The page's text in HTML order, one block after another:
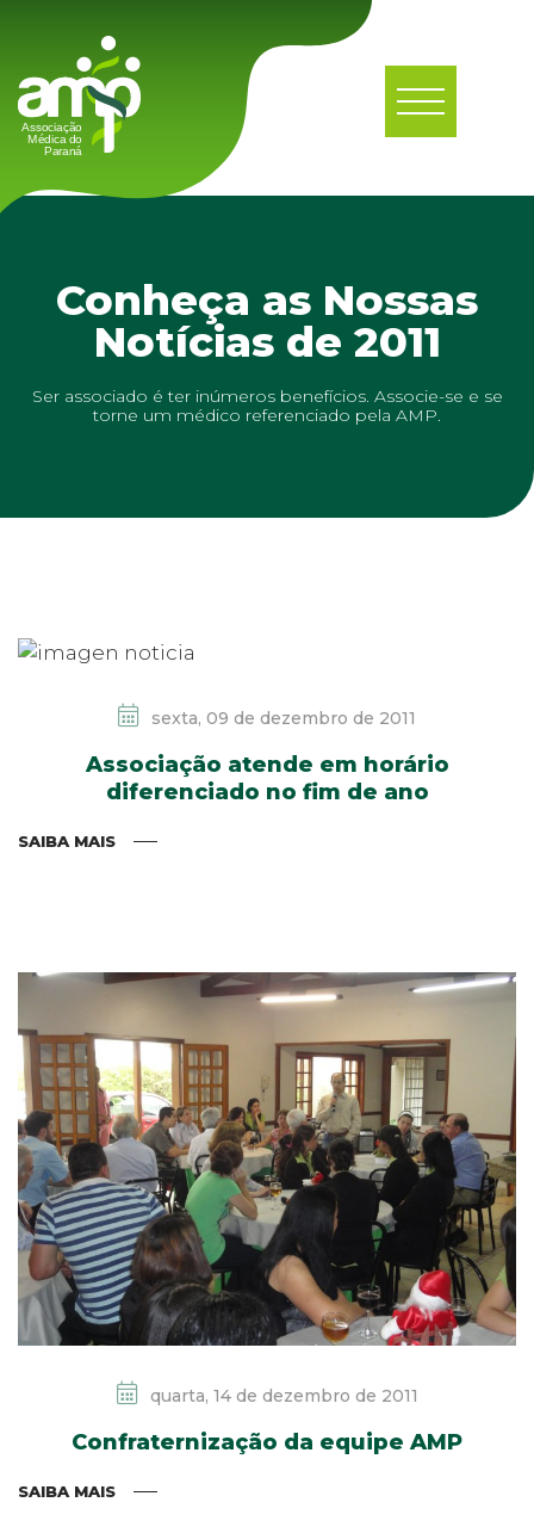
Conheça as Nossas
Notícias de 2011
Ser associado é ter inúmeros benefícios. Associe-se e se
torne um médico referenciado pela AMP.
sexta, 09 de dezembro de 2011
Associação atende em horário
diferenciado no fim de ano
SAIBA MAIS
quarta, 14 de dezembro de 2011
Confraternização da equipe AMP
SAIBA MAIS